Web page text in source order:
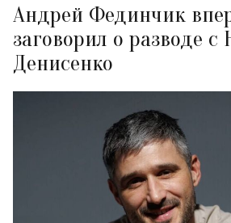
Андрей Фединчик
заговорил о разводе с
Денисенко